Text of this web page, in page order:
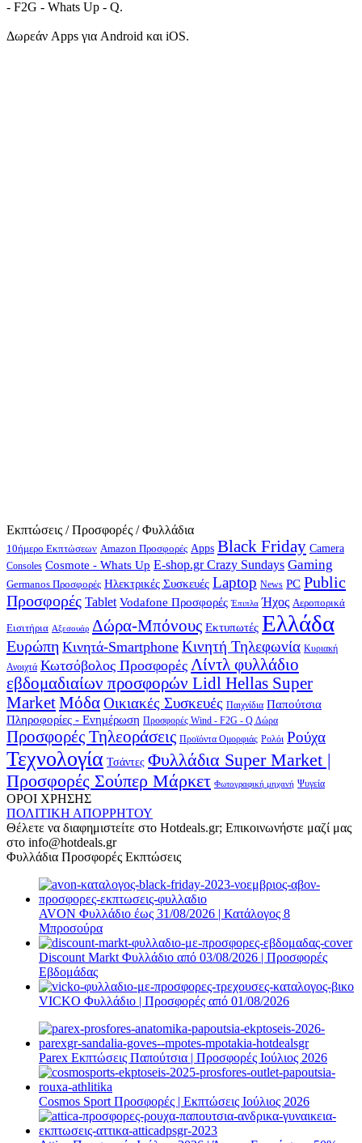
- F2G - Whats Up - Q.
Δωρεάν Apps για Android και iOS.
Εκπτώσεις / Προσφορές / Φυλλάδια
10ήμερο Εκπτώσεων Amazon Προσφορές Apps Black Friday Camera
Consoles Cosmote - Whats Up E-shop.gr Crazy Sundays Gaming
Germanos Προσφορές Hλεκτρικές Συσκευές Laptop News PC Public
Προσφορές Tablet Vodafone Προσφορές Έπιπλα Ήχος Αεροπορικά
Εισιτήρια Αξεσουάρ Δώρα-Μπόνους Εκτυπωτές Ελλάδα
Ευρώπη Κινητά-Smartphone Κινητή Τηλεφωνία Κυριακή
Ανοιχτά Κωτσόβολος Προσφορές Λίντλ φυλλάδιο
εβδομαδιαίων προσφορών Lidl Hellas Super
MarketΜόδαΟικιακές Συσκευές Παιχνίδια Παπούτσια
Πληροφορίες - Ενημέρωση Προσφορές Wind - F2G - Q Δώρα
Προσφορές Τηλεοράσεις Προϊόντα Ομορφιάς Ρολόι Ρούχα
Τεχνολογία Τσάντες Φυλλάδια Super Market |
Προσφορές Σούπερ Μάρκετ Φωτογραφική μηχανή Ψυγεία
ΟΡΟΙ ΧΡΗΣΗΣ
ΠΟΛΙΤΙΚΗ ΑΠΟΡΡΗΤΟΥ
Θέλετε να διαφημιστείτε στο Hotdeals.gr; Επικοινωνήστε μαζί μας
στο info@hotdeals.gr
Φυλλάδια Προσφορές Εκπτώσεις
AVON Φυλλάδιο έως 31/08/2026 | Κατάλογος 8
Μπροσούρα
Discount Markt Φυλλάδιο από 03/08/2026 | Προσφορές
Εβδομάδας
VICKO Φυλλάδιο | Προσφορές από 01/08/2026
Parex Εκπτώσεις Παπούτσια | Προσφορές Ιούλιος 2026
Cosmos Sport Προσφορές | Εκπτώσεις Ιούλιος 2026